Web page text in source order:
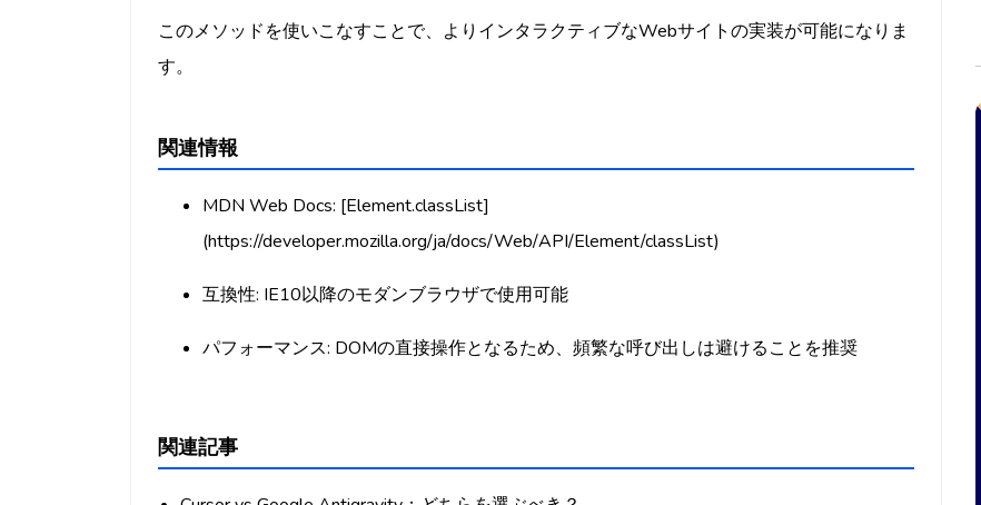
このメソッドを使いこなすことで、よりインタラクティブなWebサイトの実装が可能になりま
す。
関連情報
MDN Web Docs: [Element.classList]
(https://developer.mozilla.org/ja/docs/Web/API/Element/classList)
互換性: IE10以降のモダンブラウザで使用可能
パフォーマンス: DOMの直接操作となるため、頻繁な呼び出しは避けることを推奨
関連記事